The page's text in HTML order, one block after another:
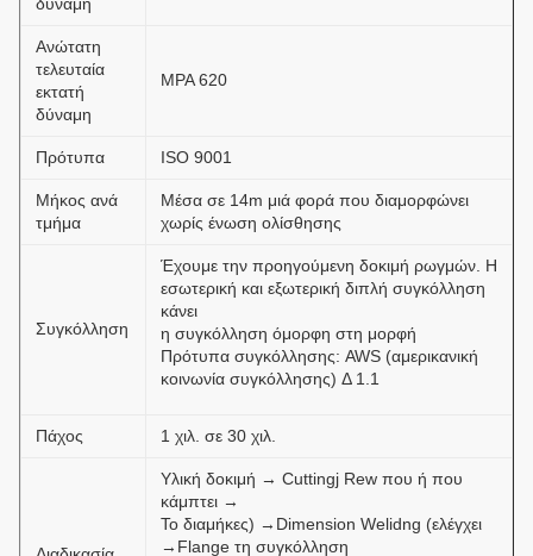
Ανώτατη
τελευταία
εκτατή
δύναμη
MPA 620
Πρότυπα ISO 9001
Μήκος ανά
τμήμα
Μέσα σε 14m μιά φορά που διαμορφώνει
χωρίς ένωση ολίσθησης
Συγκόλληση
Έχουμε την προηγούμενη δοκιμή ρωγμών. Η
εσωτερική και εξωτερική διπλή συγκόλληση
κάνει
η συγκόλληση όμορφη στη μορφή
Πρότυπα συγκόλλησης: AWS (αμερικανική
κοινωνία συγκόλλησης) Δ 1.1
Πάχος 1 χιλ. σε 30 χιλ.
Υλική δοκιμή → Cuttingj Rew που ή που
κάμπτει →
Το διαμήκες) →Dimension Welidng (ελέγχει
→Flange τη συγκόλληση